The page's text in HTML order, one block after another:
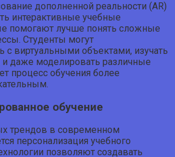
дополненной реальности (AR)
интерактивные учебные
помогают лучше понять сложные
Студенты могут
с виртуальными объектами, изучать
и даже моделировать различные
процесс обучения более
обучение
трендов в современном
персонализация учебного
позволяют создавать